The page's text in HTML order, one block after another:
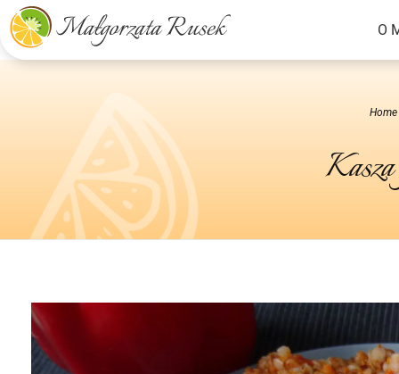
Małgorzata Rusek - dietetyk z pasją
Dietetyka kliniczna & Psychodietetyka
O
Home